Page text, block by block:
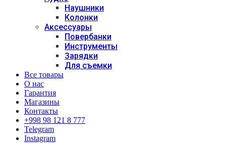
Наушники
Колонки
Аксессуары
Повербанки
Инструменты
Зарядки
Для съемки
Все товары
О нас
Гарантия
Магазины
Контакты
+998 98 121 8 777
Telegram
Instagram